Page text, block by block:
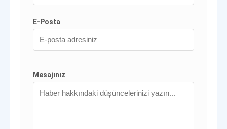
E-Posta
Mesajınız